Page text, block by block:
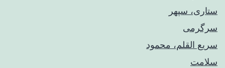
ستاری، سپهر
سرگرمی
سریع القلم، محمود
سلامت